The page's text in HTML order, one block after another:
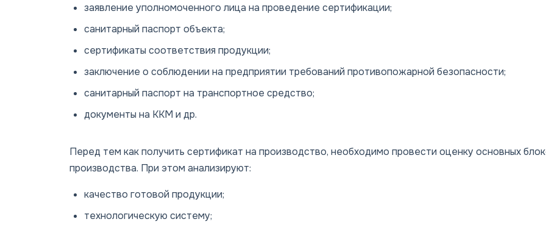
заявление уполномоченного лица на проведение сертификации;
санитарный паспорт объекта;
сертификаты соответствия продукции;
заключение о соблюдении на предприятии требований противопожарной безопасности;
санитарный паспорт на транспортное средство;
документы на ККМ и др.
Перед тем как получить сертификат на производство, необходимо провести оценку основных
производства. При этом анализируют:
качество готовой продукции;
технологическую систему;